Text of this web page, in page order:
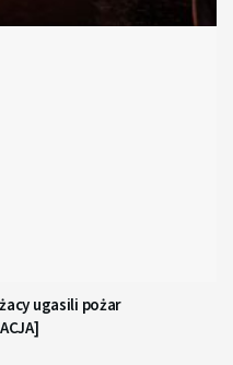
ugasili pożar